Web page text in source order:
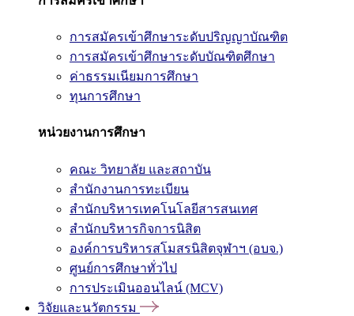
การสมัครเข้าศึกษาระดับปริญญาบัณฑิต
การสมัครเข้าศึกษาระดับบัณฑิตศึกษา
ค่าธรรมเนียมการศึกษา
ทุนการศึกษา
หน่วยงานการศึกษา
คณะ วิทยาลัย และสถาบัน
สำนักงานการทะเบียน
สำนักบริหารเทคโนโลยีสารสนเทศ
สำนักบริหารกิจการนิสิต
องค์การบริหารสโมสรนิสิตจุฬาฯ (อบจ.)
ศูนย์การศึกษาทั่วไป
การประเมินออนไลน์ (MCV)
วิจัยและนวัตกรรม